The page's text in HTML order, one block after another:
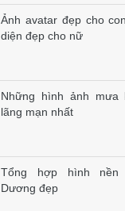
Ảnh avatar đẹp cho
diện đẹp cho nữ
Những hình ảnh mưa
lãng mạn nhất
Tổng hợp hình nền
Dương đẹp